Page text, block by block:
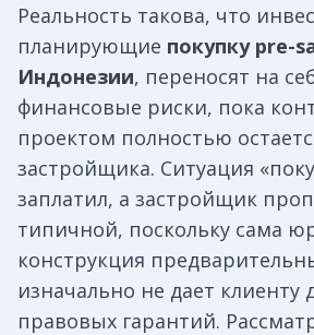
Реальность такова, что
планирующие покупку pre-
Индонезии, переносят на
финансовые риски, пока
проектом полностью
застройщика. Ситуация
заплатил, а застройщик
типичной, поскольку сама
конструкция
изначально не дает клиенту
правовых гарантий.